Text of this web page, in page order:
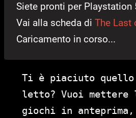
Siete pronti per Playstation
Vai alla scheda di The Last
Caricamento in corso...
Ti è piaciuto quello
letto? Vuoi mettere
giochi in